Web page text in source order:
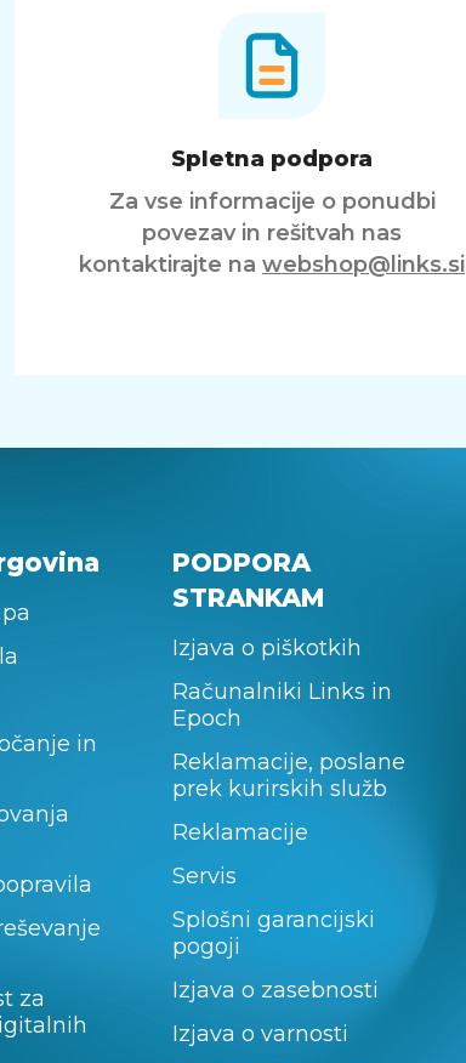
Spletna podpora
Za vse informacije o ponudbi
povezav in rešitvah nas
kontaktirajte na webshop@links.si
in
za
PODPORA
STRANKAM
Izjava o piškotkih
Računalniki Links in
Epoch
Reklamacije, poslane
prek kurirskih služb
Reklamacije
Servis
Splošni garancijski
pogoji
Izjava o zasebnosti
Izjava o varnosti